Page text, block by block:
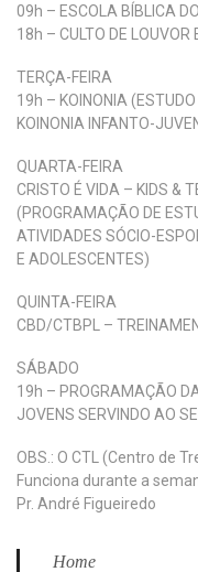
09h – ESCOLA BÍBLICA
18h – CULTO DE LOUVOR
TERÇA-FEIRA
19h – KOINONIA
KOINONIA INFANTO-
QUARTA-FEIRA
CRISTO É VIDA – KIDS &
(PROGRAMAÇÃO DE
ATIVIDADES SÓCIO-
E ADOLESCENTES)
QUINTA-FEIRA
CBD/CTBPL –
SÁBADO
19h – PROGRAMAÇÃO
JOVENS SERVINDO AO
OBS.: O CTL (Centro de
Funciona durante a
Pr. André Figueiredo
Home